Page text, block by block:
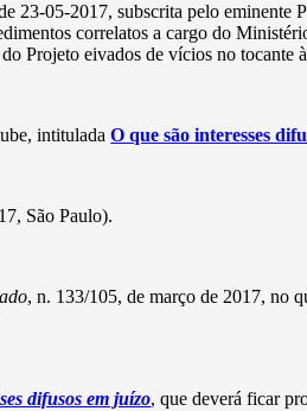
05-2017, subscrita pelo
correlatos a cargo do
Projeto eivados de vícios no
intitulada O que são interesses
São Paulo).
, n. 133/105, de março de 2017, no
difusos em juízo, que deverá ficar